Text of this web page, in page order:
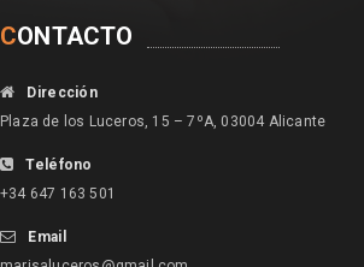
CONTACTO
Dirección
Plaza de los Luceros, 15 – 7ºA, 03004 Alicante
Teléfono
+34 647 163 501
Email